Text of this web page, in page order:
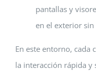
pantallas y
en el exterior
En este entorno, cada
la interacción rápida y